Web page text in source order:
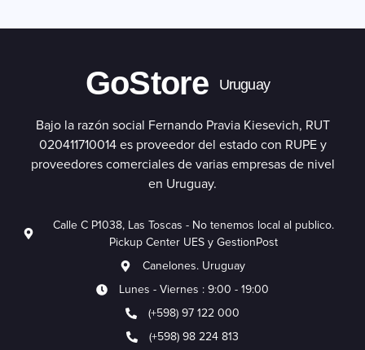
GoStore Uruguay
Bajo la razón social Fernando Pravia Kiesevich, RUT
020411710014 es proveedor del estado con RUPE y
proveedores comerciales de varias empresas de nivel
en Uruguay.
Calle C P1038, Las Toscas - No tenemos local al publico.
Pickup Center UES y GestionPost
Canelones. Uruguay
Lunes - Viernes : 9:00 - 19:00
(+598) 97 122 000
(+598) 98 224 813